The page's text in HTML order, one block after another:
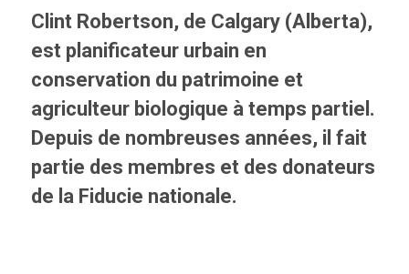
Clint Robertson, de Calgary (Alberta),
est planificateur urbain en
conservation du patrimoine et
agriculteur biologique à temps partiel.
Depuis de nombreuses années, il fait
partie des membres et des donateurs
de la Fiducie nationale.